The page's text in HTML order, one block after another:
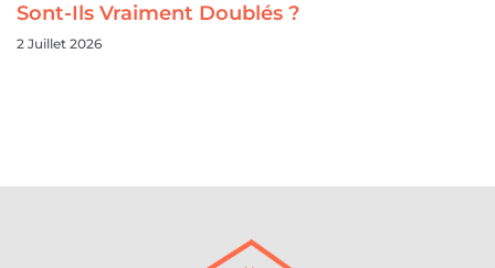
Sont-Ils Vraiment Doublés ?
2 Juillet 2026